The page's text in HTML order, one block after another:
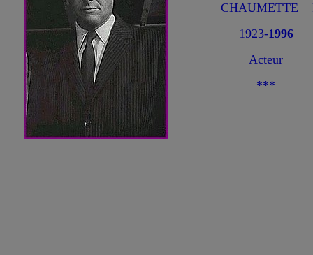
CHAUMETTE
1923-1996
Acteur
***